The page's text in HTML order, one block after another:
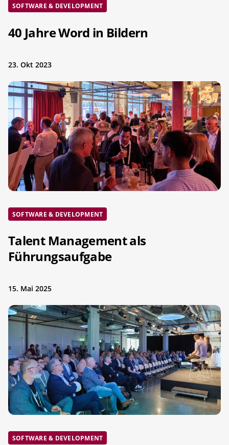
SOFTWARE & DEVELOPMENT
40 Jahre Word in Bildern
23. Okt 2023
SOFTWARE & DEVELOPMENT
Talent Management als
Führungsaufgabe
15. Mai 2025
SOFTWARE & DEVELOPMENT